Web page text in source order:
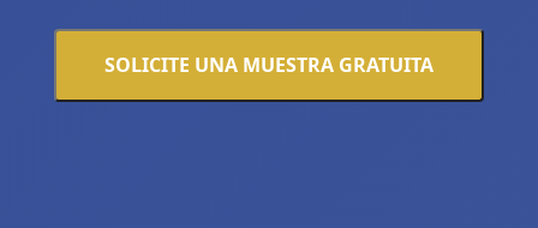
SOLICITE UNA MUESTRA GRATUITA